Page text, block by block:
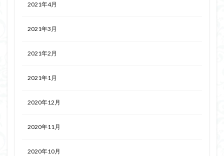
2021年4月
2021年3月
2021年2月
2021年1月
2020年12月
2020年11月
2020年10月